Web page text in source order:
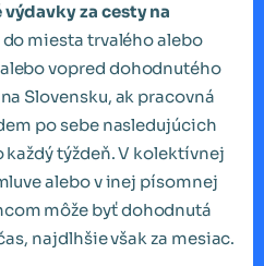
za cesty na
do miesta trvalého alebo
vopred dohodnutého
Slovensku, ak pracovná
po sebe nasledujúcich
týždeň. V kolektívnej
alebo v inej písomnej
môže byť dohodnutá
najdlhšie však za mesiac.